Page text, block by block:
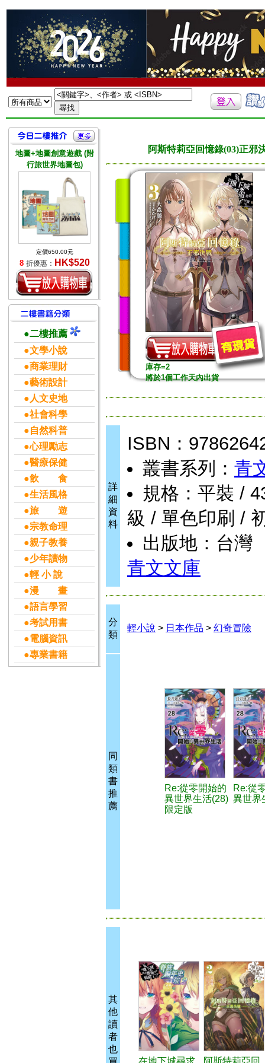
地圖+地圖創意遊戲 (附
行旅世界地圖包)
定價650.00元
8 折優惠： HK$520
●二樓推薦
●文學小說
●商業理財
●藝術設計
●人文史地
●社會科學
●自然科普
●心理勵志
●醫療保健
●飲 食
●生活風格
●旅 遊
●宗教命理
●親子教養
●少年讀物
●輕 小 說
●漫 畫
●語言學習
●考試用書
●電腦資訊
●專業書籍
阿斯特莉亞回憶錄(03)正邪
庫存=2
將於1個工作天內出貨
詳
細
資
料
ISBN：
叢書系列： 青
規格：平裝 /
級 / 單色印刷 /
出版地：台灣
青文文庫
分
類
輕小說 > 日本作品 > 幻奇冒險
同
類
書
推
薦
Re:從零開始的
異世界生活(28)
限定版
Re:從
異世界
其
他
讀
者
也
在地下城尋求 阿斯特莉亞回